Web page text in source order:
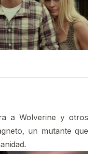
a Wolverine y otros
un mutante que